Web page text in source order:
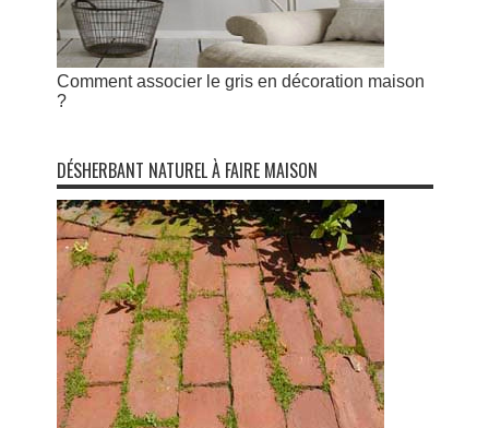
Comment associer le gris en décoration maison
?
DÉSHERBANT NATUREL À FAIRE MAISON